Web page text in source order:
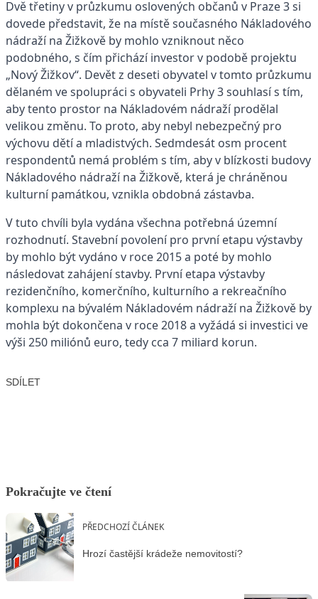
Dvě třetiny v průzkumu oslovených občanů v Praze 3 si
dovede představit, že na místě současného Nákladového
nádraží na Žižkově by mohlo vzniknout něco
podobného, s čím přichází investor v podobě projektu
„Nový Žižkov“. Devět z deseti obyvatel v tomto průzkumu
dělaném ve spolupráci s obyvateli Prhy 3 souhlasí s tím,
aby tento prostor na Nákladovém nádraží prodělal
velikou změnu. To proto, aby nebyl nebezpečný pro
výchovu dětí a mladistvých. Sedmdesát osm procent
respondentů nemá problém s tím, aby v blízkosti budovy
Nákladového nádraží na Žižkově, která je chráněnou
kulturní památkou, vznikla obdobná zástavba.
V tuto chvíli byla vydána všechna potřebná územní
rozhodnutí. Stavební povolení pro první etapu výstavby
by mohlo být vydáno v roce 2015 a poté by mohlo
následovat zahájení stavby. První etapa výstavby
rezidenčního, komerčního, kulturního a rekreačního
komplexu na bývalém Nákladovém nádraží na Žižkově by
mohla být dokončena v roce 2018 a vyžádá si investici ve
výši 250 miliónů euro, tedy cca 7 miliard korun.
SDÍLET
Pokračujte ve čtení
PŘEDCHOZÍ ČLÁNEK
Hrozí častější krádeže nemovitostí?